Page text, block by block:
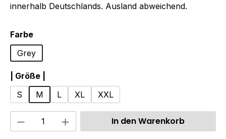
innerhalb Deutschlands. Ausland abweichend.
Farbeauswählen
Grey
| Größe |
S
M L XL XXL
Produkt Anzahl: Gib denIn den Warenkorb